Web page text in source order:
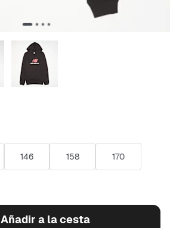
146 158 170
Añadir a la cesta